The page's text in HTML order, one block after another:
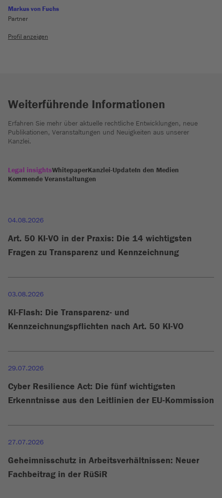
Markus von Fuchs
Partner
Profil anzeigen
Weiterführende Informationen
Erfahren Sie mehr über aktuelle rechtliche Entwicklungen, neue
Publikationen, Veranstaltungen und Neuigkeiten aus unserer
Kanzlei.
Legal insightsWhitepaperKanzlei-UpdateIn den Medien
Kommende Veranstaltungen
04.08.2026
Art. 50 KI-VO in der Praxis: Die 14 wichtigsten
Fragen zu Transparenz und Kennzeichnung
03.08.2026
KI-Flash: Die Transparenz- und
Kennzeichnungspflichten nach Art. 50 KI-VO
29.07.2026
Cyber Resilience Act: Die fünf wichtigsten
Erkenntnisse aus den Leitlinien der EU-Kommission
27.07.2026
Geheimnisschutz in Arbeitsverhältnissen: Neuer
Fachbeitrag in der RüSiR